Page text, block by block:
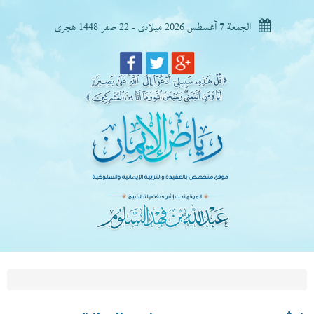
الجمعة 7 أغسطس 2026 ميلادى - 22 صفر 1448 هجرى